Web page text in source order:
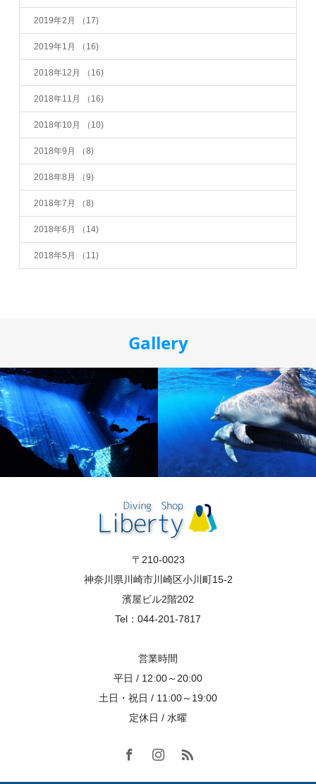
2019年2月 （17)
2019年1月 （16)
2018年12月 （16)
2018年11月 （16)
2018年10月 （10)
2018年9月 （8)
2018年8月 （9)
2018年7月 （8)
2018年6月 （14)
2018年5月 （11)
Gallery
〒210-0023
神奈川県川崎市川崎区小川町15-2
濱屋ビル2階202
Tel：044-201-7817
営業時間
平日 / 12:00～20:00
土日・祝日 / 11:00～19:00
定休日 / 水曜